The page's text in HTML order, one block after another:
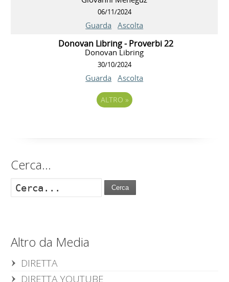
06/11/2024
Guarda Ascolta
Donovan Libring - Proverbi 22
Donovan Libring
30/10/2024
Guarda Ascolta
ALTRO »
Cerca…
Cerca
Altro da Media
DIRETTA
DIRETTA YOUTUBE